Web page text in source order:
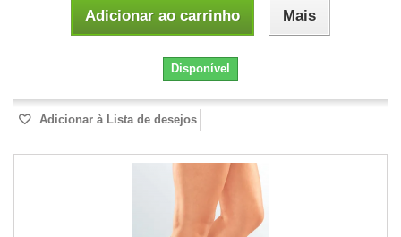
Adicionar ao carrinho Mais
Disponível
Adicionar à Lista de desejos